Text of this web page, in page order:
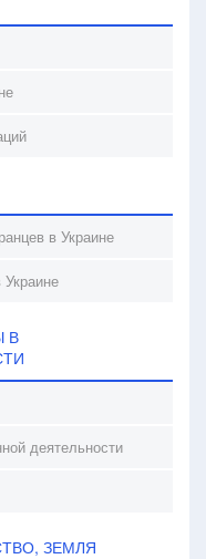
в Украине
Украине
В
деятельности
ЗЕМЛЯ